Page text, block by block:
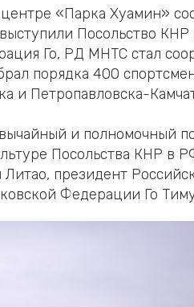
«Парка Хуамин»
Посольство
Го, РД МНТС стал
порядка 400
и Петропавловска-
и полномочный
Посольства КНР в
президент
Федерации Го